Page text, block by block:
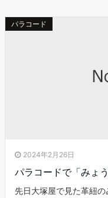
パラコード
2024年2月26日
パラコードで「みょ
先日大塚屋で見た革紐